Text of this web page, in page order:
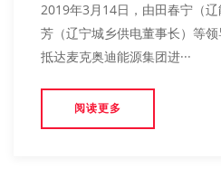
2019年3月14日，由田春宁（
芳（辽宁城乡供电董事长）等
抵达麦克奥迪能源集团进···
阅读更多